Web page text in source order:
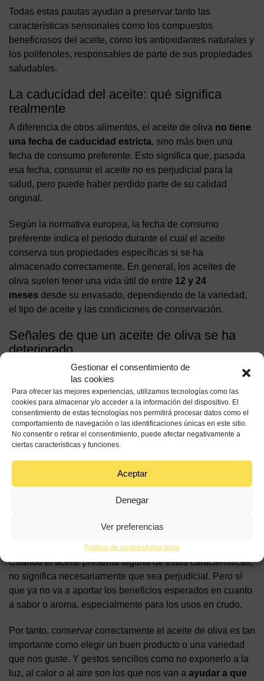
Gestionar el consentimiento de
las cookies
Para ofrecer las mejores experiencias, utilizamos tecnologías como las
cookies para almacenar y/o acceder a la información del dispositivo. El
consentimiento de estas tecnologías nos permitirá procesar datos como el
comportamiento de navegación o las identificaciones únicas en este sitio.
No consentir o retirar el consentimiento, puede afectar negativamente a
ciertas características y funciones.
Aceptar
Denegar
Ver preferencias
Política de cookiesAviso legal
Todas estas pautas ayudan a preservar tanto las
características sensoriales como los compuestos
beneficiosos del aceite, como los antioxidantes naturales y
los polifenoles, responsables de parte de sus propiedades
saludables.
La caducidad del aceite: qué significa
realmente
A diferencia de otros alimentos, el aceite de oliva no tiene
una fecha de caducidad estricta, sino más bien una
fecha de consumo preferente. Esto significa que, pasada
esa fecha, consumir el aceite no es perjudicial para la
salud, pero puede haber perdido parte de su calidad
original.
Según la normativa europea, la fecha de consumo
preferente indica el periodo durante el cual el aceite
conserva sus propiedades específicas si se ha
almacenado correctamente. En general, los aceites de
oliva suelen tener una vida útil de entre 12 y 24
meses desde su envasado, dependiendo de la variedad,
el tipo de aceite y las condiciones de conservación.
Señales de que un aceite de oliva se ha
deteriorado
Aunque no siempre resulta sencillo comprobarlo a simple
vista, existen algunas señales claras de que un aceite de
oliva ha perdido calidad, como pueden ser:
Que desprenda unolor a rancio, similar al de la cera o
los frutos secos en mal estado.
frutadas y con una sensación grasa persistente.
Unapérdida de frescura, especialmente en aceites
virgen extra, donde el aroma es clave.
apagado, aunque el color por sí solo no es un
indicador definitivo.
Cuando el aceite presenta alguna de estas características,
no significa necesariamente que sea perjudicial. Pero sí
que ya no va a aportar los beneficios esperados en cuanto
a sabor o aroma, especialmente para los usos en crudo.
Por tanto, conservar correctamente el aceite de oliva es tan
importante como elegir un buen producto o una variedad
que nos guste. Y gestos sencillos como no exponerlo a la
luz, al calor o al aire son los que nos van a ayudar a que